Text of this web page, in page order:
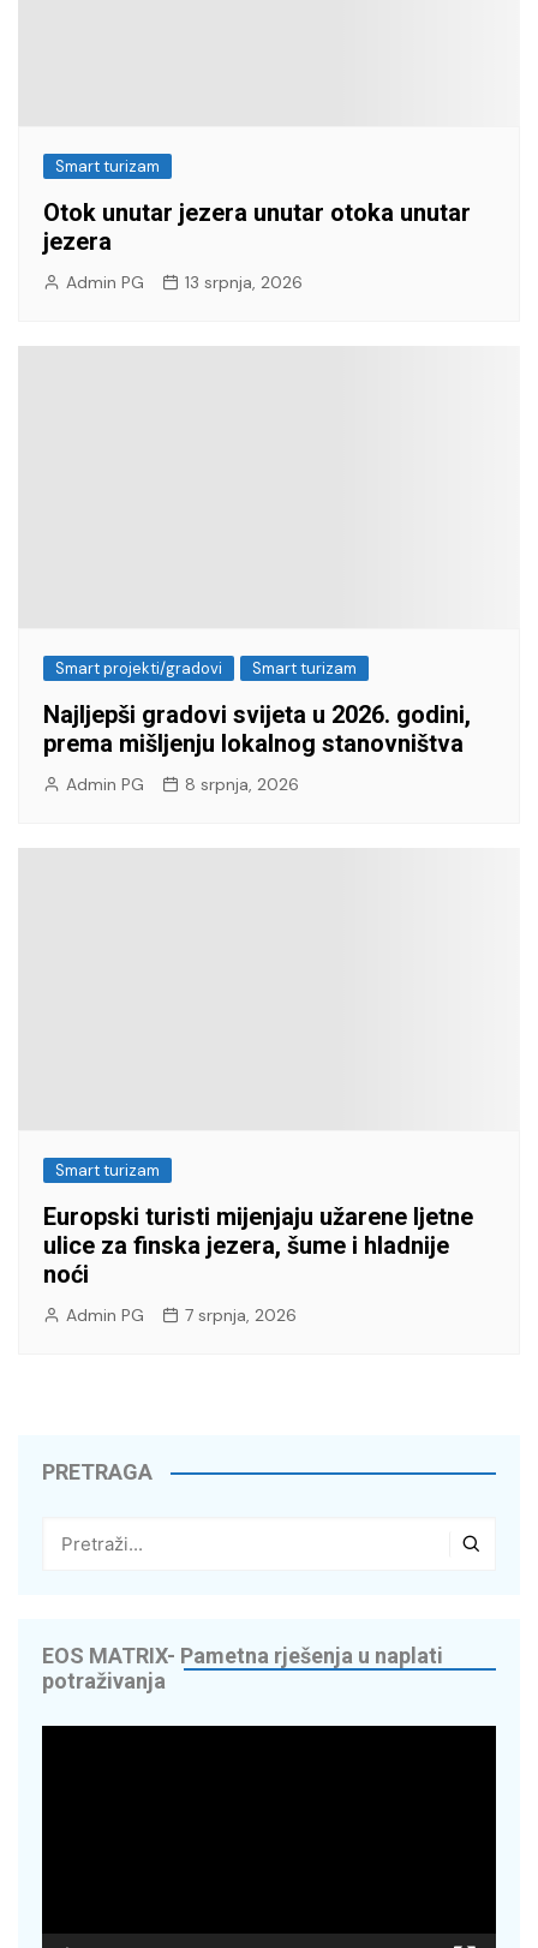
Smart turizam
Otok unutar jezera unutar otoka unutar
jezera
Admin PG 13 srpnja, 2026
Smart projekti/gradovi Smart turizam
Najljepši gradovi svijeta u 2026. godini,
prema mišljenju lokalnog stanovništva
Admin PG 8 srpnja, 2026
Smart turizam
Europski turisti mijenjaju užarene ljetne
ulice za finska jezera, šume i hladnije
noći
Admin PG 7 srpnja, 2026
PRETRAGA
EOS MATRIX- Pametna rješenja u naplati
potraživanja